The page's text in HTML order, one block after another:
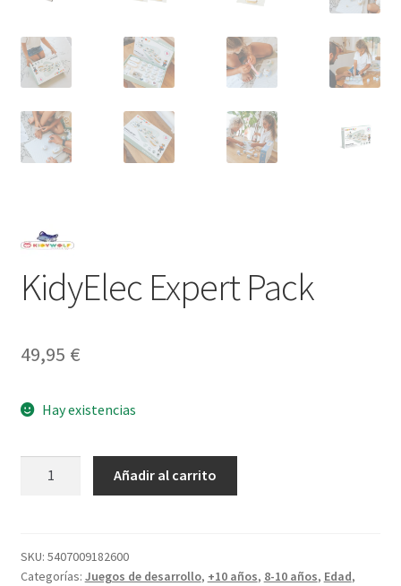
KidyElec Expert Pack
49,95 €
Hay existencias
Añadir al carrito
SKU: 5407009182600
Categorías: Juegos de desarrollo, +10 años, 8-10 años, Edad,